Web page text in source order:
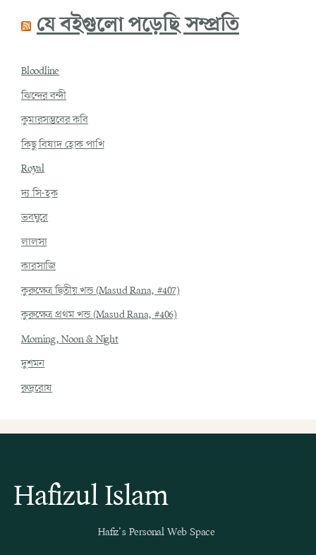
যে বইগুলো পড়েছি সম্প্রতি
Bloodline
ঝিন্দের বন্দী
কুমারসম্ভবের কবি
কিছু বিষাদ হোক পাখি
Royal
দ্য সি-হক
ভবঘুরে
লালসা
কারসাজি
কুরুক্ষেত্র দ্বিতীয় খন্ড (Masud Rana, #407)
কুরুক্ষেত্র প্রথম খন্ড (Masud Rana, #406)
Morning, Noon & Night
দুশমন
রুদ্ররোষ
Hafizul Islam
Hafiz’s Personal Web Space